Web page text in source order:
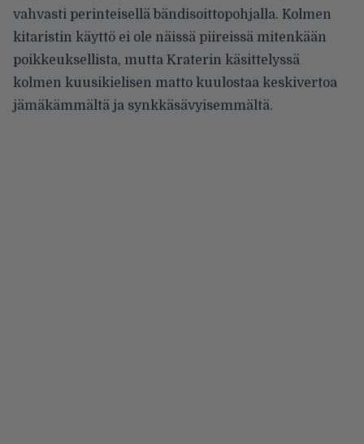
vahvasti perinteisellä bändisoittopohjalla. Kolmen
kitaristin käyttö ei ole näissä piireissä mitenkään
poikkeuksellista, mutta Kraterin käsittelyssä
kolmen kuusikielisen matto kuulostaa keskivertoa
jämäkämmältä ja synkkäsävyisemmältä.